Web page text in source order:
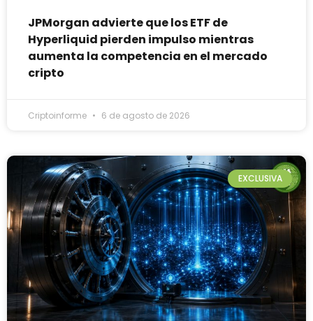
JPMorgan advierte que los ETF de
Hyperliquid pierden impulso mientras
aumenta la competencia en el mercado
cripto
Criptoinforme 6 de agosto de 2026
EXCLUSIVA